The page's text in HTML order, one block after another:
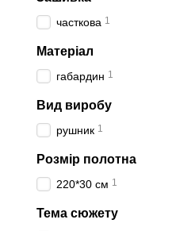
часткова 1
Матеріал
габардин 1
Вид виробу
рушник 1
Розмір полотна
220*30 см 1
Тема сюжету